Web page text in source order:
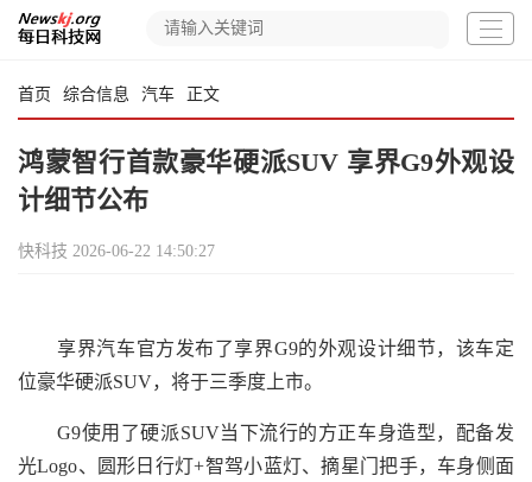
首页 综合信息 汽车 正文
鸿蒙智行首款豪华硬派SUV 享界G9外观设
计细节公布
快科技 2026-06-22 14:50:27
享界汽车官方发布了享界G9的外观设计细节，该车定
位豪华硬派SUV，将于三季度上市。
G9使用了硬派SUV当下流行的方正车身造型，配备发
光Logo、圆形日行灯+智驾小蓝灯、摘星门把手，车身侧面